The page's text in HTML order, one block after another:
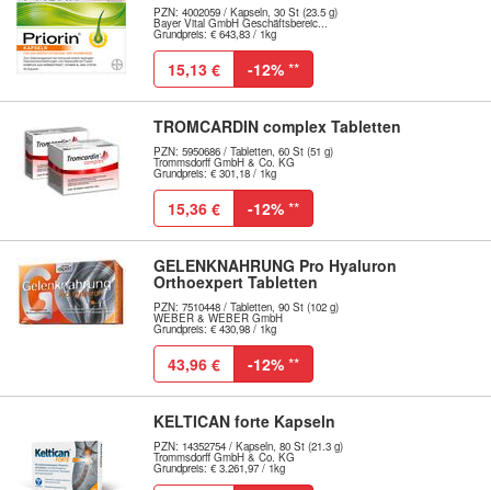
PZN: 4002059 / Kapseln, 30 St (23.5 g)
Bayer Vital GmbH Geschäftsbereic...
Grundpreis: € 643,83 / 1kg
15,13 € -12% **
TROMCARDIN complex Tabletten
PZN: 5950686 / Tabletten, 60 St (51 g)
Trommsdorff GmbH & Co. KG
Grundpreis: € 301,18 / 1kg
15,36 € -12% **
GELENKNAHRUNG Pro Hyaluron
Orthoexpert Tabletten
PZN: 7510448 / Tabletten, 90 St (102 g)
WEBER & WEBER GmbH
Grundpreis: € 430,98 / 1kg
43,96 € -12% **
KELTICAN forte Kapseln
PZN: 14352754 / Kapseln, 80 St (21.3 g)
Trommsdorff GmbH & Co. KG
Grundpreis: € 3.261,97 / 1kg